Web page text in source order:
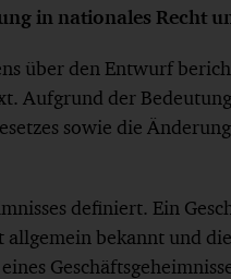
in nationales Recht
über den Entwurf
Aufgrund der
sowie die
definiert. Ein
bekannt und